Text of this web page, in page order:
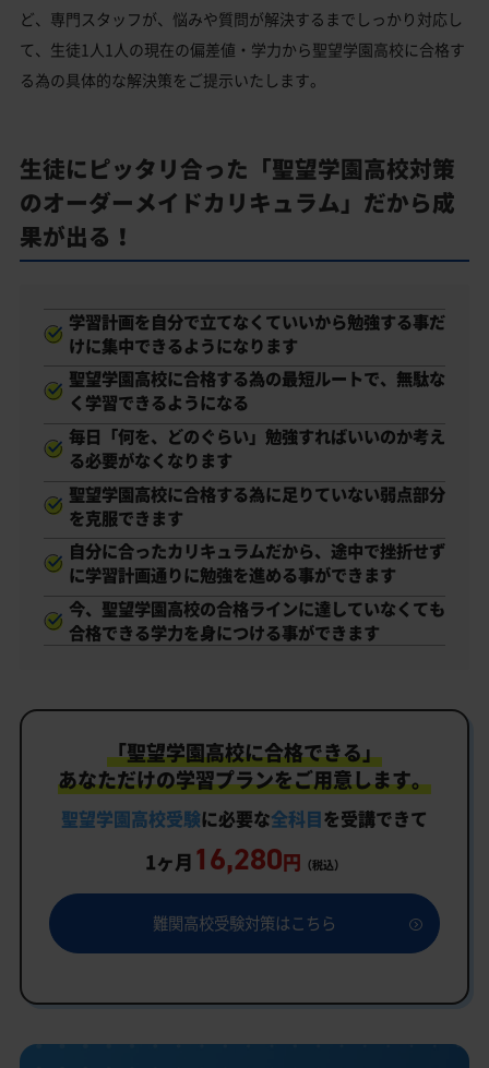
ど、専門スタッフが、悩みや質問が解決するまでしっかり対応し
て、生徒1人1人の現在の偏差値・学力から聖望学園高校に合格す
る為の具体的な解決策をご提示いたします。
生徒にピッタリ合った「聖望学園高校対策
のオーダーメイドカリキュラム」だから成
果が出る！
学習計画を自分で立てなくていいから勉強する事だ
けに集中できるようになります
聖望学園高校に合格する為の最短ルートで、無駄な
く学習できるようになる
毎日「何を、どのぐらい」勉強すればいいのか考え
る必要がなくなります
聖望学園高校に合格する為に足りていない弱点部分
を克服できます
自分に合ったカリキュラムだから、途中で挫折せず
に学習計画通りに勉強を進める事ができます
今、聖望学園高校の合格ラインに達していなくても
合格できる学力を身につける事ができます
「聖望学園高校に合格できる」
あなただけの学習プランをご用意します。
聖望学園高校受験に必要な全科目を受講できて
1ヶ月 16,280円 （税込）
難関高校受験対策はこちら